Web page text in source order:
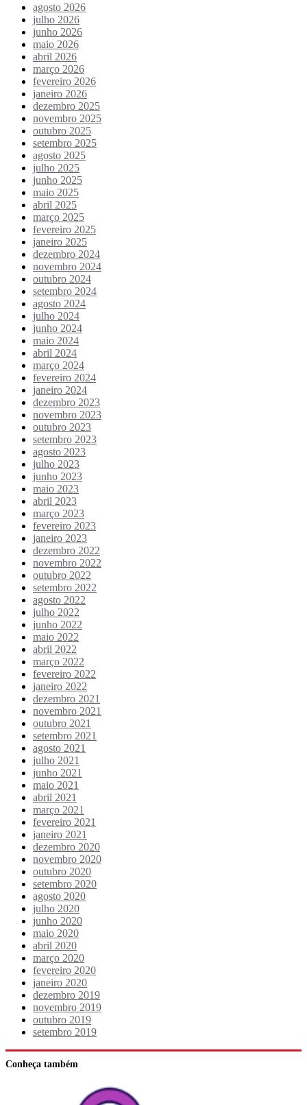
agosto 2026
julho 2026
junho 2026
maio 2026
abril 2026
março 2026
fevereiro 2026
janeiro 2026
dezembro 2025
novembro 2025
outubro 2025
setembro 2025
agosto 2025
julho 2025
junho 2025
maio 2025
abril 2025
março 2025
fevereiro 2025
janeiro 2025
dezembro 2024
novembro 2024
outubro 2024
setembro 2024
agosto 2024
julho 2024
junho 2024
maio 2024
abril 2024
março 2024
fevereiro 2024
janeiro 2024
dezembro 2023
novembro 2023
outubro 2023
setembro 2023
agosto 2023
julho 2023
junho 2023
maio 2023
abril 2023
março 2023
fevereiro 2023
janeiro 2023
dezembro 2022
novembro 2022
outubro 2022
setembro 2022
agosto 2022
julho 2022
junho 2022
maio 2022
abril 2022
março 2022
fevereiro 2022
janeiro 2022
dezembro 2021
novembro 2021
outubro 2021
setembro 2021
agosto 2021
julho 2021
junho 2021
maio 2021
abril 2021
março 2021
fevereiro 2021
janeiro 2021
dezembro 2020
novembro 2020
outubro 2020
setembro 2020
agosto 2020
julho 2020
junho 2020
maio 2020
abril 2020
março 2020
fevereiro 2020
janeiro 2020
dezembro 2019
novembro 2019
outubro 2019
setembro 2019
Conheça também